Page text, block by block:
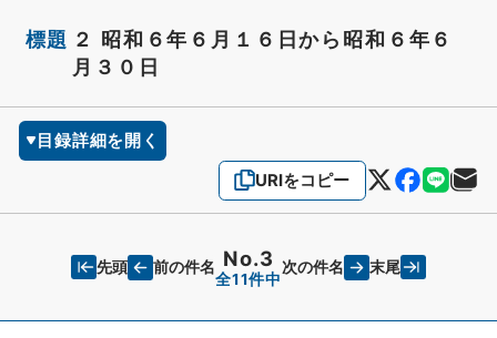
標題 ２ 昭和６年６月１６日から昭和６年６
月３０日
目録詳細を開く
URIをコピー
先頭 前の件名 No.3
全11件中
次の件名 末尾